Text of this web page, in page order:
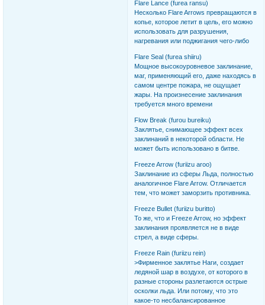
Flare Lance (furea ransu)
Несколько Flare Arrows превращаются в
копье, которое летит в цель, его можно
использовать для разрушения,
нагревания или поджигания чего-либо
Flare Seal (furea shiiru)
Мощное высокоуровневое заклинание,
маг, применяющий его, даже находясь в
самом центре пожара, не ощущает
жары. На произнесение заклинания
требуется много времени
Flow Break (furou bureiku)
Заклятье, снимающее эффект всех
заклинаний в некоторой области. Не
может быть использовано в битве.
Freeze Arrow (furiizu aroo)
Заклинание из сферы Льда, полностью
аналогичное Flare Arrow. Отличается
тем, что может заморзить противника.
Freeze Bullet (furiizu buritto)
То же, что и Freeze Arrow, но эффект
заклинания проявляется не в виде
стрел, а виде сферы.
Freeze Rain (furiizu rein)
>Фирменное заклятье Наги, создает
ледяной шар в воздухе, от которого в
разные стороны разлетаются острые
осколки льда. Или потому, что это
какое-то несбалансированное